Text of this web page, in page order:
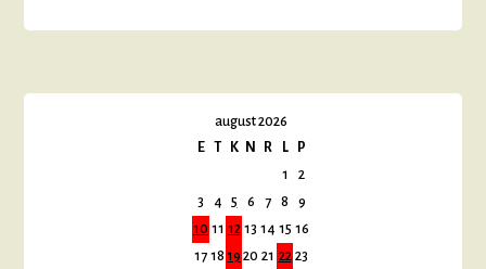
august 2026
E
T K N R L
P
1
2
3
4 5 6 7 8
9
10 11 12 13 14 15 16
17 18 19 20 21 22 23